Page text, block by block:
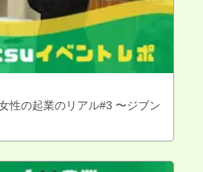
性の起業のリアル#3 〜ジブン